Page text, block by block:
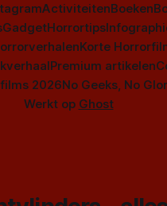
ActiviteitenBoeken
GadgetHorrortips
Korte
Premium artikelen
2026No Geeks, No
Werkt op Ghost